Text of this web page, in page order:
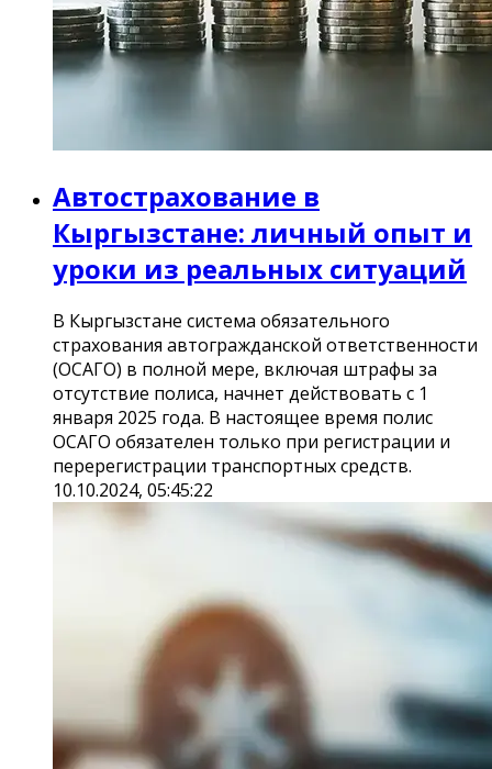
Автострахование в
Кыргызстане: личный опыт и
уроки из реальных ситуаций
В Кыргызстане система обязательного
страхования автогражданской ответственности
(ОСАГО) в полной мере, включая штрафы за
отсутствие полиса, начнет действовать с 1
января 2025 года. В настоящее время полис
ОСАГО обязателен только при регистрации и
перерегистрации транспортных средств.
10.10.2024, 05:45:22